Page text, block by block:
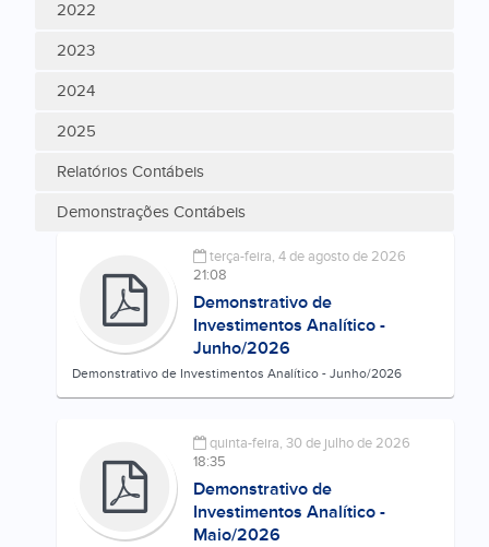
2022
2023
2024
2025
Relatórios Contábeis
Demonstrações Contábeis
terça-feira, 4 de agosto de 2026
21:08
Demonstrativo de
Investimentos Analítico -
Junho/2026
Demonstrativo de Investimentos Analítico - Junho/2026
quinta-feira, 30 de julho de 2026
18:35
Demonstrativo de
Investimentos Analítico -
Maio/2026